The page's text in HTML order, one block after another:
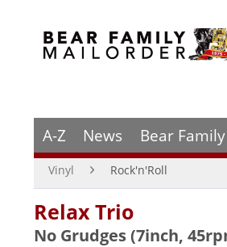
A-Z News Bear Family
Vinyl Rock'n'Roll
Relax Trio
No Grudges (7inch,